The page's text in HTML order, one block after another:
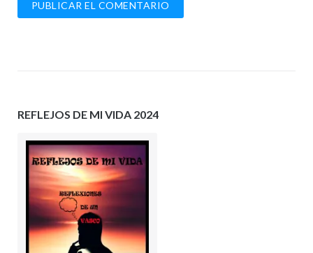
REFLEJOS DE MI VIDA 2024